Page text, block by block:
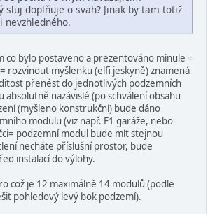
sluj doplňuje o svah? Jinak by tam totiž
nevzhledného.
co bylo postaveno a prezentováno minule =
= rozvinout myšlenku (elfi jeskyně) znamená
přenést do jednotlivých podzemních
absolutně nazávislé (po schválení obsahu
(myšleno konstrukční) bude dáno
modulu (viz např. F1 garáže, nebo
podzemní modul bude mít stejnou
necháte příslušní prostor, bude
instalací do výlohy.
což je 12 maximálně 14 modulů (podle
pohledový levý bok podzemí).